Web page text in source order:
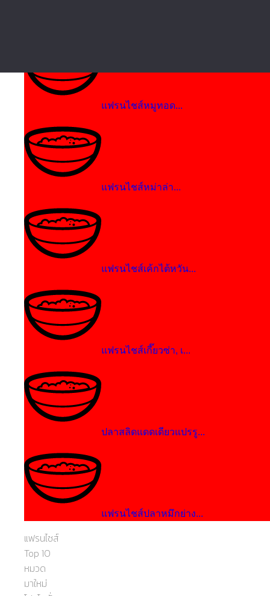
แฟรนไชส์หมูทอด...
แฟรนไชส์หม่าล่า...
แฟรนไชส์เค้กไต้หวัน...
แฟรนไชส์เกี๊ยวซ่า, เ...
ปลาสลิดแดดเดียวแปรรู...
แฟรนไชส์ปลาหมึกย่าง...
แฟรนไชส์
Top 10
หมวด
มาใหม่